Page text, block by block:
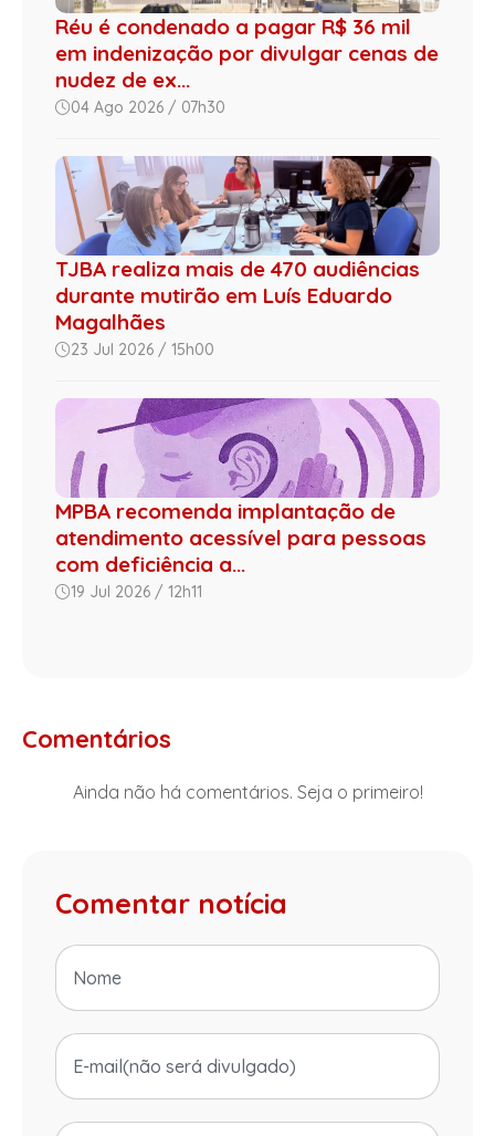
Réu é condenado a pagar R$ 36 mil
em indenização por divulgar cenas de
nudez de ex...
04 Ago 2026 / 07h30
TJBA realiza mais de 470 audiências
durante mutirão em Luís Eduardo
Magalhães
23 Jul 2026 / 15h00
MPBA recomenda implantação de
atendimento acessível para pessoas
com deficiência a...
19 Jul 2026 / 12h11
Comentários
Ainda não há comentários. Seja o primeiro!
Comentar notícia